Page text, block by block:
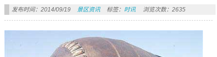
发布时间：2014/09/19 景区资讯 标签： 时讯 浏览次数：2635